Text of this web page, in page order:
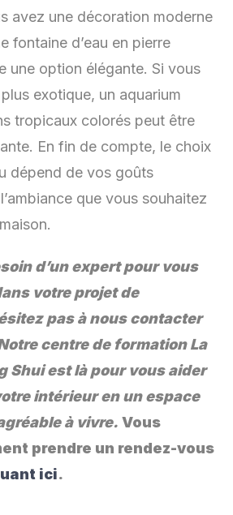
avez une décoration moderne
fontaine d’eau en pierre
une option élégante. Si vous
exotique, un aquarium
tropicaux colorés peut être
En fin de compte, le choix
dépend de vos goûts
que vous souhaitez
d’un expert pour vous
votre projet de
pas à nous contacter
centre de formation La
Shui est là pour vous aider
intérieur en un espace
à vivre. Vous
prendre un rendez-vous
ici.